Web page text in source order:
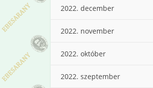
2022. december
2022. november
2022. október
2022. szeptember